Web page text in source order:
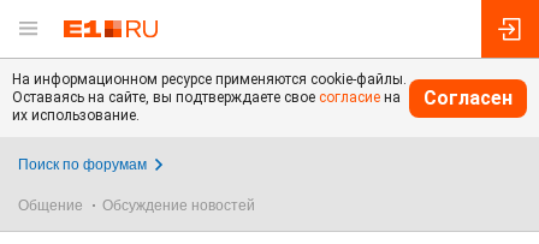
На информационном ресурсе применяются cookie-файлы.
Оставаясь на сайте, вы подтверждаете свое согласие на
их использование.
Согласен
Поиск по форумам
Общение Обсуждение новостей